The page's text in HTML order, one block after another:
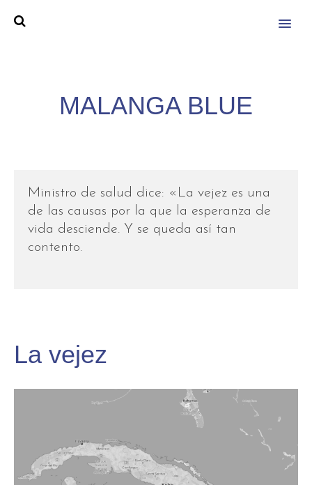
MENU
MALANGA BLUE
Ministro de salud dice: «La vejez es una
de las causas por la que la esperanza de
vida desciende. Y se queda así tan
contento.
La vejez